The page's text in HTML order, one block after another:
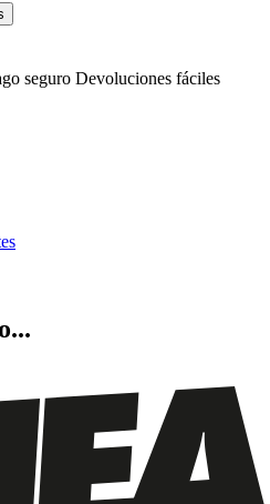
seguro Devoluciones fáciles